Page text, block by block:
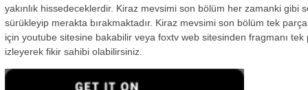
yakınlık hissedeceklerdir. Kiraz mevsimi son bölüm her zamanki gibi
sürükleyip merakta bırakmaktadır. Kiraz mevsimi son bölüm tek
için youtube sitesine bakabilir veya foxtv web sitesinden fragmanı tek
izleyerek fikir sahibi olabilirsiniz.